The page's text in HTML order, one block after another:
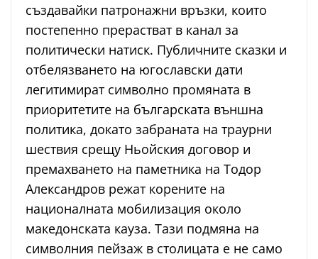
създавайки патронажни връзки, които
постепенно прерастват в канал за
политически натиск. Публичните сказки и
отбелязването на югославски дати
легитимират символно промяната в
приоритетите на българската външна
политика, докато забраната на траурни
шествия срещу Ньойския договор и
премахването на паметника на Тодор
Александров режат корените на
националната мобилизация около
македонската кауза. Тази подмяна на
символния пейзаж в столицата е не само